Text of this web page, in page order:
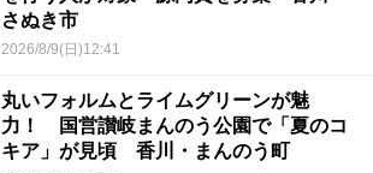
さぬき市
2026/8/9(日)12:41
丸いフォルムとライムグリーンが魅
力！ 国営讃岐まんのう公園で「夏のコ
キア」が見頃 香川・まんのう町